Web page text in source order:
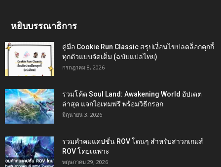
หยิบบรรณาธิการ
คู่มือ Cookie Run Classic สรุปเงื่อนไขปลดล็อกคุกกี้
ทุกตัวแบบจัดเต็ม (ฉบับแปลไทย)
กรกฎาคม 8, 2026
รวมโค้ด Soul Land: Awakening World อัปเดต
ล่าสุด แจกไอเทมฟรี พร้อมวิธีกรอก
มิถุนายน 3, 2026
รวมคำคมแคปชั่น ROV โดนๆ สำหรับสาวกเกมส์
ROV โดยเฉพาะ
พฤษภาคม 29, 2026